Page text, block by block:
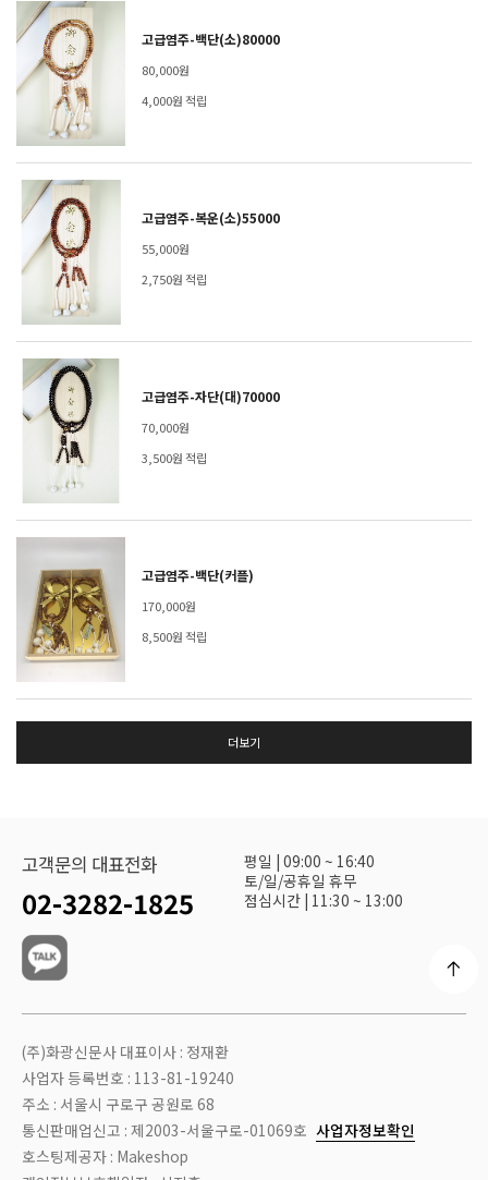
고급염주-백단(소)80000
80,000원
4,000원 적립
고급염주-복운(소)55000
55,000원
2,750원 적립
고급염주-자단(대)70000
70,000원
3,500원 적립
고급염주-백단(커플)
170,000원
8,500원 적립
더보기
고객문의 대표전화
02-3282-1825
평일 | 09:00 ~ 16:40
토/일/공휴일 휴무
점심시간 | 11:30 ~ 13:00
(주)화광신문사 대표이사 : 정재환
사업자 등록번호 : 113-81-19240
주소 : 서울시 구로구 공원로 68
통신판매업신고 : 제2003-서울구로-01069호 사업자정보확인
호스팅제공자 : Makeshop